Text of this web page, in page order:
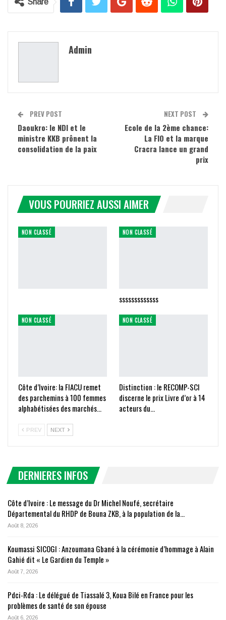
Share
Admin
PREV POST
Daoukro: le NDI et le
ministre KKB prônent la
consolidation de la paix
NEXT POST
Ecole de la 2ème chance:
La FIO et la marque
Cracra lance un grand
prix
VOUS POURRIEZ AUSSI AIMER
NON CLASSÉ NON CLASSÉ
sssssssssssss
NON CLASSÉ
Côte d’Ivoire: la FIACU remet
des parchemins à 100 femmes
alphabétisées des marchés…
NON CLASSÉ
Distinction : le RECOMP-SCI
discerne le prix Livre d’or à 14
acteurs du…
PREV NEXT
DERNIERES INFOS
Côte d’Ivoire : Le message du Dr Michel Noufé, secrétaire
Départemental du RHDP de Bouna ZKB, à la population de la…
Août 8, 2026
Koumassi SICOGI : Anzoumana Gbané à la cérémonie d’hommage à Alain
Gahié dit « Le Gardien du Temple »
Août 7, 2026
Pdci-Rda : Le délégué de Tiassalé 3, Koua Bilé en France pour les
problèmes de santé de son épouse
Août 6, 2026